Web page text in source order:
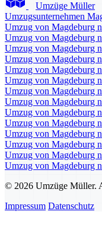
Umzüge Müller
Umzugsunternehmen
Umzug von Magdeburg
Umzug von Magdeburg
Umzug von Magdeburg
Umzug von Magdeburg
Umzug von Magdeburg
Umzug von Magdeburg
Umzug von Magdeburg
Umzug von Magdeburg
Umzug von Magdeburg
Umzug von Magdeburg
Umzug von Magdeburg
Umzug von Magdeburg
Umzug von Magdeburg
Umzug von Magdeburg
© 2026 Umzüge Müller.
Impressum Datenschutz